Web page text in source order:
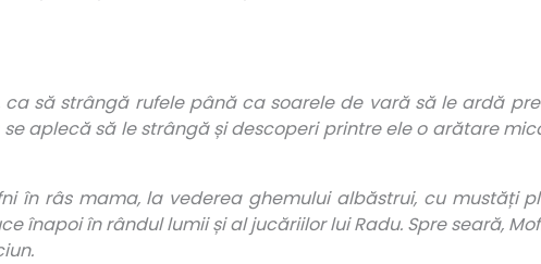
să strângă rufele până ca soarele de vară să le ardă
aplecă să le strângă și descoperi printre ele o arătare
în râs mama, la vederea ghemului albăstrui, cu mustăți
înapoi în rândul lumii și al jucăriilor lui Radu. Spre seară,